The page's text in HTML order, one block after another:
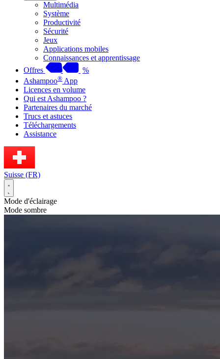
Multimédia
Système
Productivité
Sécurité
Jeux
Applications mobiles
Connaissances et apprentissage
Offres
%
Ashampoo® App
Licences en volume
Qui est Ashampoo ?
Partenaires du marché
Trucs et astuces
Téléchargements
Assistance
Suisse (FR)
Mode d'éclairage
Mode sombre